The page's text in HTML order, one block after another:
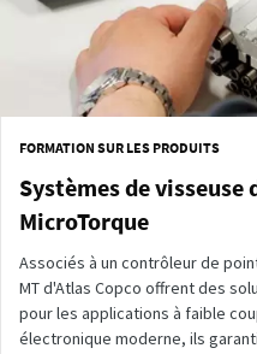
FORMATION SUR LES PRODUITS
Systèmes de
MicroTorque
Associés à un contrôleur de
MT d'Atlas Copco offrent des
pour les applications à faible
électronique moderne, ils